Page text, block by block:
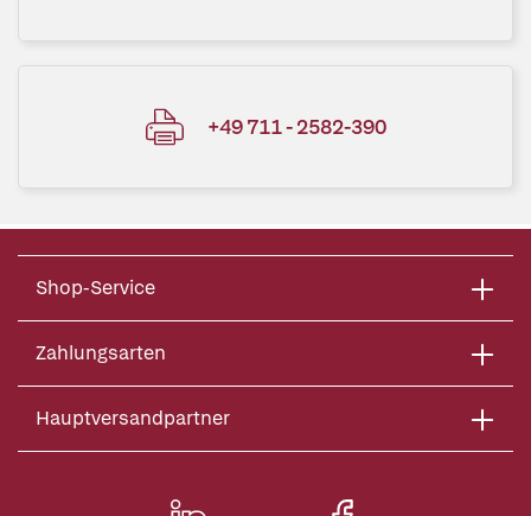
+49 711 - 2582-390
Shop-Service
Zahlungsarten
Hauptversandpartner